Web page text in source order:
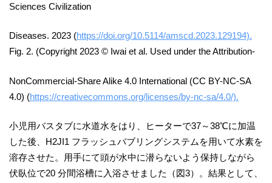
Sciences Civilization
Diseases. 2023 (https://doi.org/10.5114/amscd.2023.129194).
Fig. 2. (Copyright 2023 © Iwai et al. Used under the Attribution-
NonCommercial-Share Alike 4.0 International (CC BY-NC-SA
4.0) (https://creativecommons.org/licenses/by-nc-sa/4.0/).
小児用バスタブに水道水をはり、ヒーターで37～38℃に加温
した後、H2JI1 フラッシュバブリングシステムを用いて水素を
溶存させた。用手にて頭が水中に潜らないよう保持しながら
伏臥位で20 分間浴槽に入浴させました（図3）。結果として、